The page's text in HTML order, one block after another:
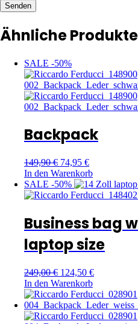
Senden
Ähnliche Produkte
SALE -50%
Backpack
149,90€ 74,95 €
In den Warenkorb
SALE -50%
Business bag
laptop size
249,00€ 124,50 €
In den Warenkorb